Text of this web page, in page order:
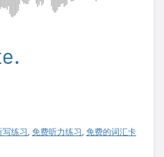
练习 , 免费听力练习 , 免费的词汇卡